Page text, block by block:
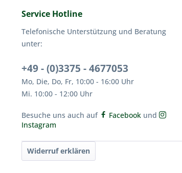
Service Hotline
Telefonische Unterstützung und Beratung
unter:
+49 - (0)3375 - 4677053
Mo, Die, Do, Fr, 10:00 - 16:00 Uhr
Mi. 10:00 - 12:00 Uhr
Besuche uns auch auf Facebook und
Instagram
Widerruf erklären